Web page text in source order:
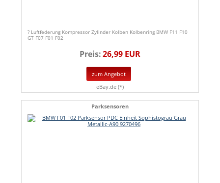
? Luftfederung Kompressor Zylinder Kolben Kolbenring BMW F11 F10
GT F07 F01 F02
Preis:26,99 EUR
zum Angebot
eBay.de (*)
Parksensoren